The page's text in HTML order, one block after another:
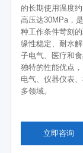
的长期使用温度
高压达30MPa，
种工作条件苛刻
缘性稳定、耐水
子电气、医疗和
独特的性能优点
电气、仪器仪表
多领域。
立即咨询